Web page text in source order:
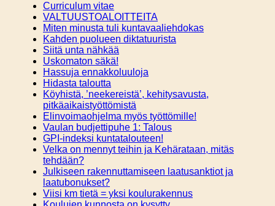
Curriculum vitae
VALTUUSTOALOITTEITA
Miten minusta tuli kuntavaaliehdokas
Kahden puolueen diktatuurista
Siitä unta nähkää
Uskomaton säkä!
Hassuja ennakkoluuloja
Hidasta taloutta
Köyhistä, ’neekereistä’, kehitysavusta,
pitkäaikaistyöttömistä
Elinvoimaohjelma myös työttömille!
Vaulan budjettipuhe 1: Talous
GPI-indeksi kuntatalouteen!
Velka on mennyt teihin ja Kehärataan, mitäs
tehdään?
Julkiseen rakennuttamiseen laatusanktiot ja
laatubonukset?
Viisi km tietä = yksi koulurakennus